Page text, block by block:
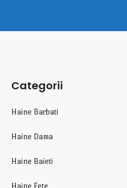
Categorii
Haine Barbati
Haine Dama
Haine Baieti
Haine Fete